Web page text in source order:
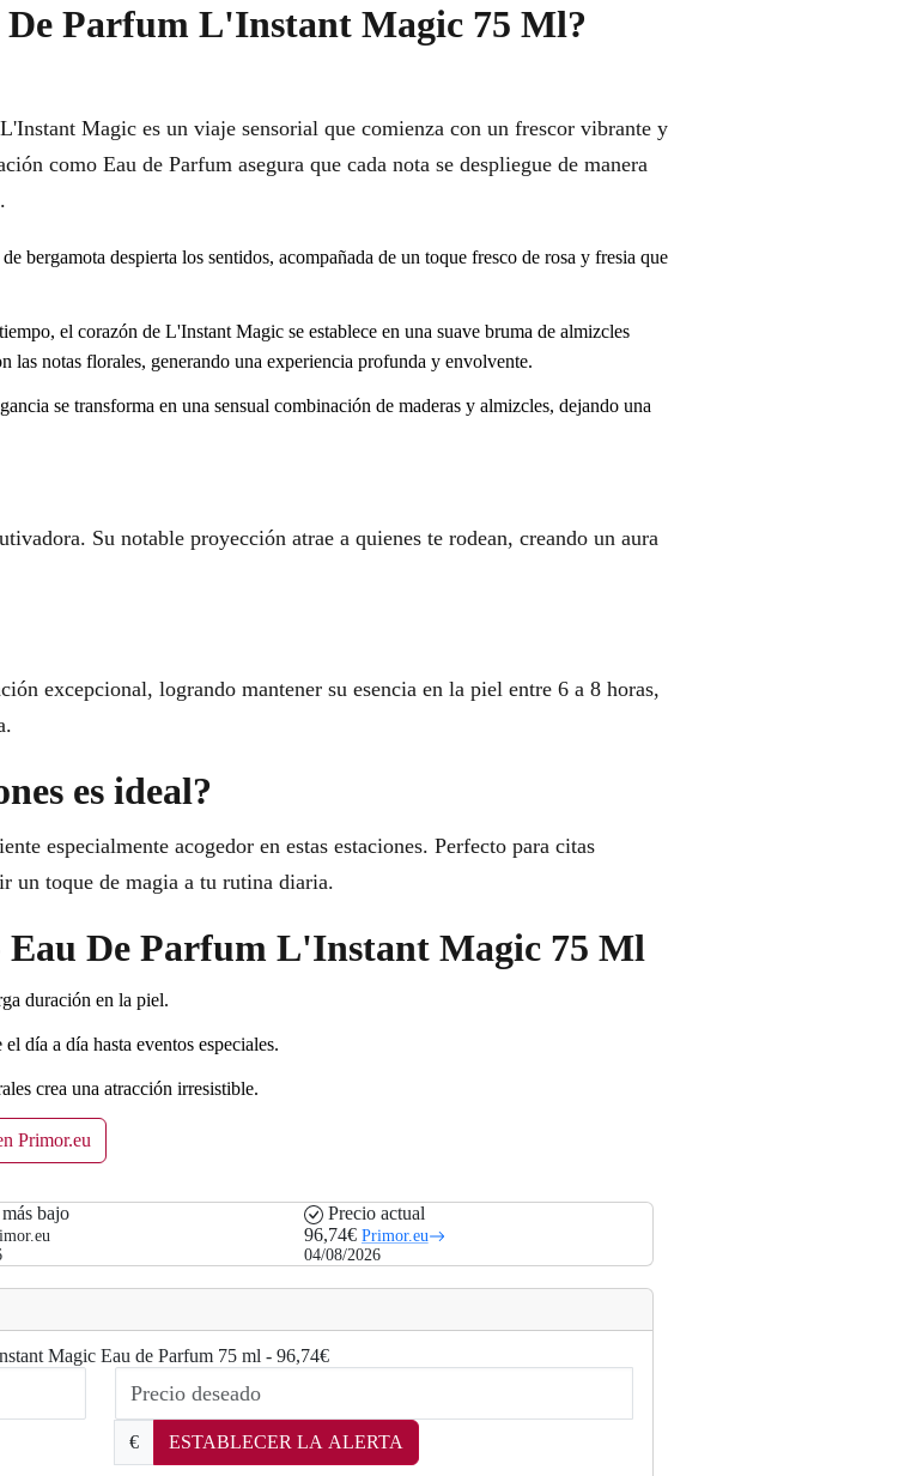
De Parfum L'Instant Magic 75 Ml?
Magic es un viaje sensorial que comienza con un frescor vibrante y
como Eau de Parfum asegura que cada nota se despliegue de manera
bergamota despierta los sentidos, acompañada de un toque fresco de rosa y fresia que
el corazón de L'Instant Magic se establece en una suave bruma de almizcles
las notas florales, generando una experiencia profunda y envolvente.
se transforma en una sensual combinación de maderas y almizcles, dejando una
Su notable proyección atrae a quienes te rodean, creando un aura
excepcional, logrando mantener su esencia en la piel entre 6 a 8 horas,
es ideal?
especialmente acogedor en estas estaciones. Perfecto para citas
un toque de magia a tu rutina diaria.
Eau De Parfum L'Instant Magic 75 Ml
duración en la piel.
día a día hasta eventos especiales.
crea una atracción irresistible.
Primor.eu
bajo
Precio actual
96,74€ Primor.eu
04/08/2026
Magic Eau de Parfum 75 ml - 96,74€
€
ESTABLECER LA ALERTA